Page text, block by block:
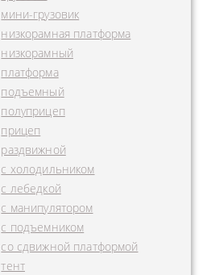
мини-грузовик
низкорамная платформа
низкорамный
платформа
подъемный
полуприцеп
прицеп
раздвижной
с холодильником
с лебедкой
с манипулятором
с подъемником
со сдвижной платформой
тент